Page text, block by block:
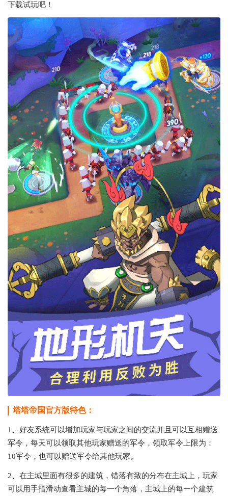
下载试玩吧！
塔塔帝国官方版特色：
1、好友系统可以增加玩家与玩家之间的交流并且可以互相赠送
军令，每天可以领取其他玩家赠送的军令，领取军令上限为：
10军令，也可以赠送军令给其他玩家。
2、在主城里面有很多的建筑，错落有致的分布在主城上，玩家
可以用手指滑动查看主城的每一个角落，主城上的每一个建筑